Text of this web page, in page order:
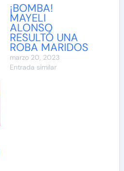
¡BOMBA!
MAYELI
ALONSO
RESULTÓ UNA
ROBA MARIDOS
marzo 20, 2023
Entrada similar